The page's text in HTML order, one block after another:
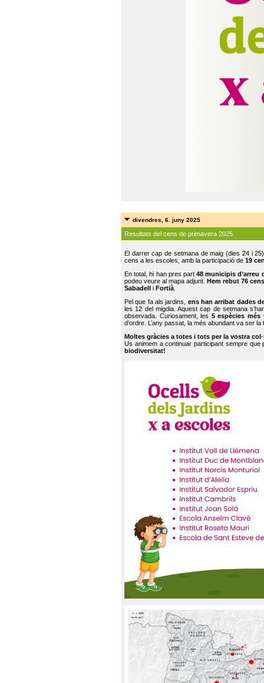
divendres, 6. juny 2025
Resultats del cens de primavera 2025
El darrer cap de setmana de maig (dies 24 i
cens a les escoles, amb la participació de 19
En total, hi han pres part48 municipis d’arreu
podeu veure al mapa adjunt. Hem rebut 76
Sabadell
i Fortià.
Pel que fa als jardins, ens han arribat dades
les 12 del migdia. Aquest cap de setmana
observada. Curiosament, les 5 espècies més
d’ordre. L’any passat, la més abundant va ser la
Moltes gràcies a totes i tots per la vostra
Us animem a continuar participant sempre que
biodiversitat!